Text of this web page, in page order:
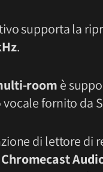
supporta la
.
room è
fornito da
di lettore di